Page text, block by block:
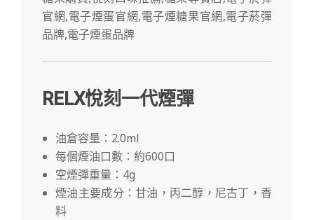
RELX悅刻一代煙彈
油倉容量：2.0ml
每個煙油口數：約600口
空煙彈重量：4g
煙油主要成分：甘油，丙二醇，尼古丁，香
料